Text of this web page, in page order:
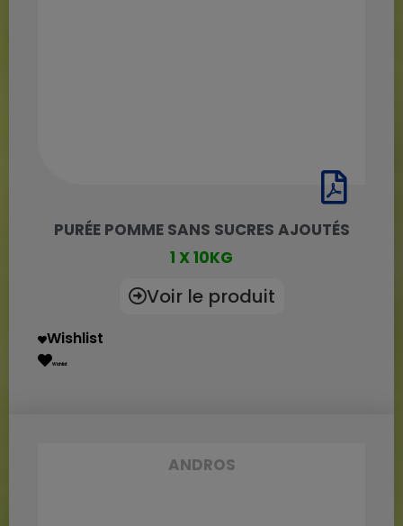
PURÉE POMME SANS SUCRES AJOUTÉS
1 X 10KG
Voir le produit
Wishlist
Wishlist
ANDROS